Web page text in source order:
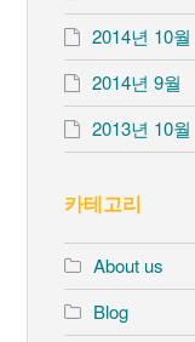
2014년 10월
2014년 9월
2013년 10월
카테고리
About us
Blog